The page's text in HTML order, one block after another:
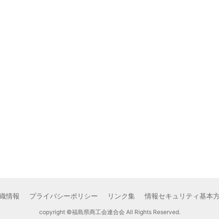
情報 プライバシーポリシー リンク集 情報セキュリティ基本
copyright ©福島県商工会連合会 All Rights Reserved.